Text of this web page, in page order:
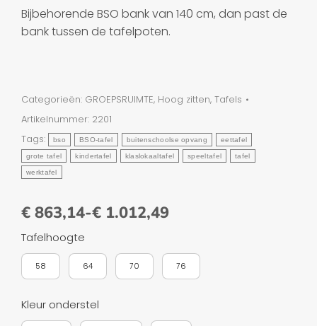
Bijbehorende BSO bank van 140 cm, dan past de
bank tussen de tafelpoten.
Categorieën: GROEPSRUIMTE, Hoog zitten, Tafels
Artikelnummer: 2201
Tags:
bso BSO-tafel buitenschoolse opvang eettafel
grote tafel kindertafel klaslokaaltafel speeltafel tafel
werktafel
€ 863,14-€ 1.012,49
Tafelhoogte
58 64 70 76
Kleur onderstel